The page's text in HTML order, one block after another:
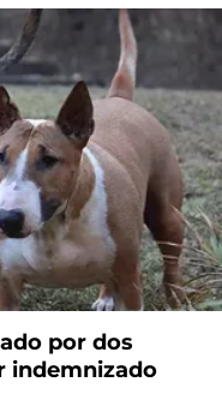
por dos
indemnizado